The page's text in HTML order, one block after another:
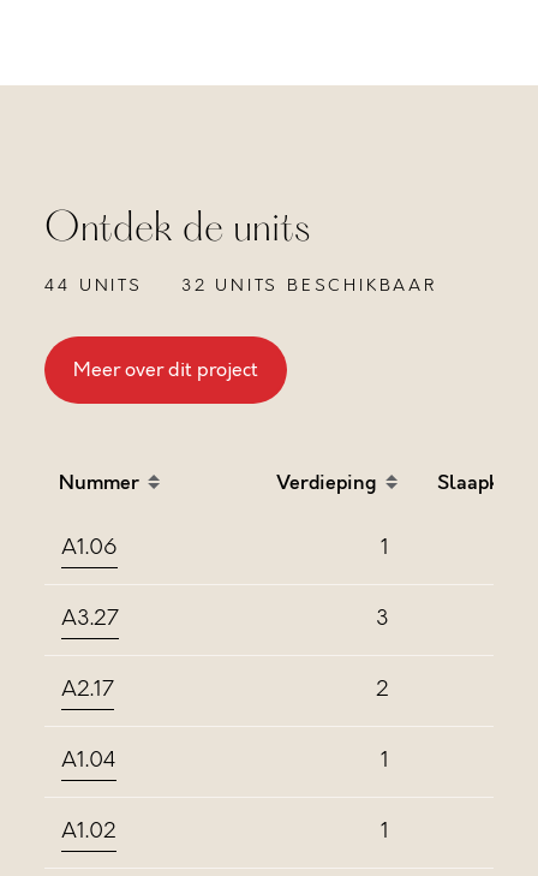
Ontdek de units
44 UNITS 32 UNITS BESCHIKBAAR
Meer over dit project
Nummer
Sort table by Nummer in descending order
Verdieping
Sort table by
A1.06 1
A3.27 3
A2.17 2
A1.04 1
A1.02 1